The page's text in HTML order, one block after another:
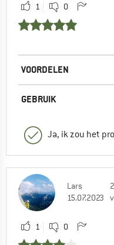
1
0
VOORDELEN
GEBRUIK
Ja, ik zou het
Lars
15.07.2023
1 0